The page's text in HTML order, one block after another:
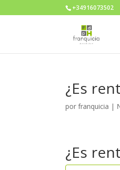
+34916073502
¿Es
porfranquicia |
¿Es